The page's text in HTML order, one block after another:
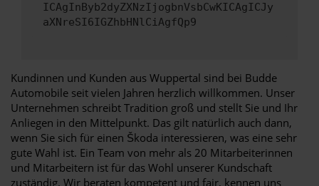
ICAgInByb2dyZXNzIjogbnVsbCwKICAgICJy
aXNreSI6IGZhbHNlCiAgfQp9
Kundinnen und Kunden aus Wuppertal sind bei Budde
Automobile seit vielen Jahren herzlich willkommen. Unser
Unternehmen schreibt Tradition groß und stellt Sie und Ihr
Anliegen in den Mittelpunkt. Das gilt natürlich auch dann,
wenn Sie sich für einen Škoda interessieren, was eine sehr
gute Wahl ist. Ein Team von mehr als 20 Mitarbeiterinnen
und Mitarbeitern ist für das Wohl unserer Kundschaft
zuständig. Wir beraten kompetent und fair, kennen uns